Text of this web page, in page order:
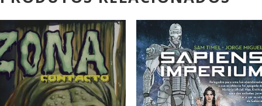
PROMOÇÃO! PROMOÇÃO!